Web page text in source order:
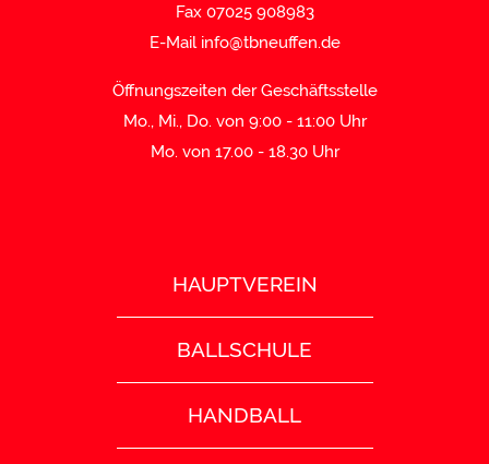
Fax 07025 908983
E-Mail info@tbneuffen.de
Öffnungszeiten der Geschäftsstelle
Mo., Mi., Do. von 9:00 - 11:00 Uhr
Mo. von 17.00 - 18.30 Uhr
HAUPTVEREIN
BALLSCHULE
HANDBALL